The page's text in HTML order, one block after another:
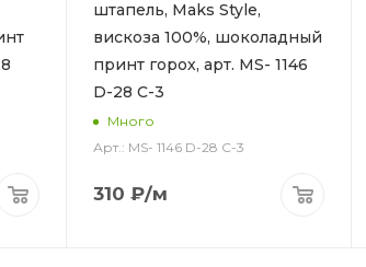
штапель, Maks Style,
вискоза 100%, шоколадный
принт горох, арт. MS- 1146
D-28 С-3
Много
Арт.: MS- 1146 D-28 С-3
310 ₽/м